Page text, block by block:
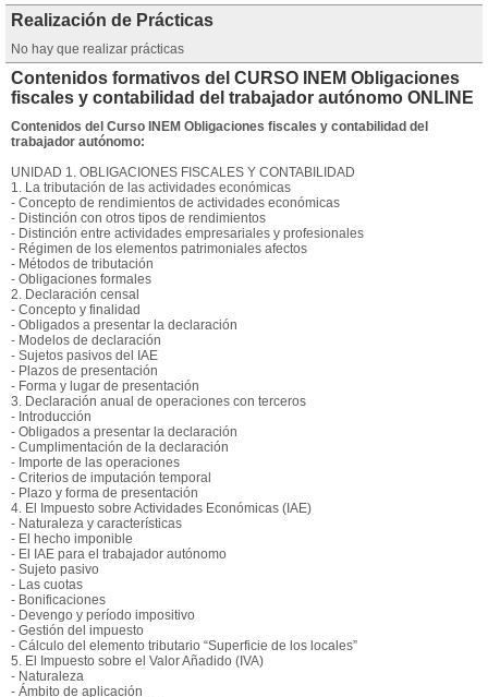
Realización de Prácticas
No hay que realizar prácticas
Contenidos formativos del CURSO INEM Obligaciones
fiscales y contabilidad del trabajador autónomo ONLINE
Contenidos del Curso INEM Obligaciones fiscales y contabilidad del
trabajador autónomo:
UNIDAD 1. OBLIGACIONES FISCALES Y CONTABILIDAD
1. La tributación de las actividades económicas
- Concepto de rendimientos de actividades económicas
- Distinción con otros tipos de rendimientos
- Distinción entre actividades empresariales y profesionales
- Régimen de los elementos patrimoniales afectos
- Métodos de tributación
- Obligaciones formales
2. Declaración censal
- Concepto y finalidad
- Obligados a presentar la declaración
- Modelos de declaración
- Sujetos pasivos del IAE
- Plazos de presentación
- Forma y lugar de presentación
3. Declaración anual de operaciones con terceros
- Introducción
- Obligados a presentar la declaración
- Cumplimentación de la declaración
- Importe de las operaciones
- Criterios de imputación temporal
- Plazo y forma de presentación
4. El Impuesto sobre Actividades Económicas (IAE)
- Naturaleza y características
- El hecho imponible
- El IAE para el trabajador autónomo
- Sujeto pasivo
- Las cuotas
- Bonificaciones
- Devengo y período impositivo
- Gestión del impuesto
- Cálculo del elemento tributario “Superficie de los locales”
5. El Impuesto sobre el Valor Añadido (IVA)
- Naturaleza
- Ámbito de aplicación